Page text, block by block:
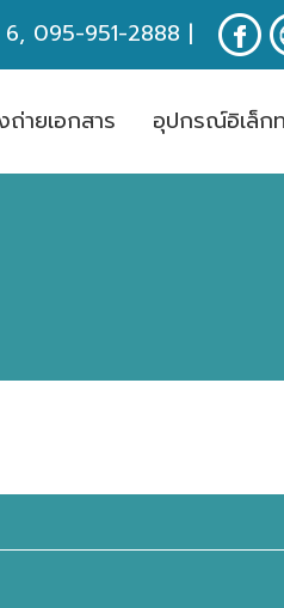
095-951-2888 |
ถ่ายเอกสาร อุปกรณ์อิเล็ก